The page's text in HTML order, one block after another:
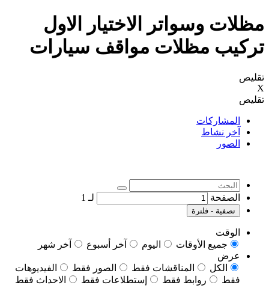
مظلات وسواتر الاختيار الاول
تركيب مظلات مواقف سيارات
تقليص
X
تقليص
المشاركات
آخر نشاط
الصور
الصفحة لـ 1
تصفية - فلترة
الوقت
جميع الأوقات
اليوم آخر أسبوع
آخر شهر
عرض
الكل
المناقشات فقط الصور فقط
الفيديوهات
فقط
روابط فقط إستطلاعات فقط الاحداث فقط